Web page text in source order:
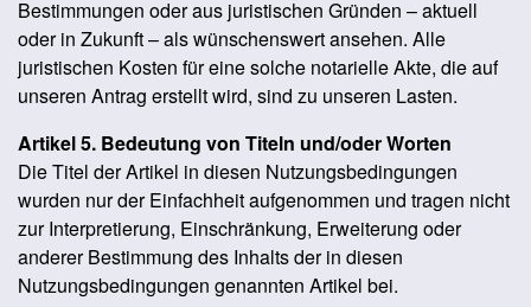
Bestimmungen oder aus juristischen Gründen – aktuell
oder in Zukunft – als wünschenswert ansehen. Alle
juristischen Kosten für eine solche notarielle Akte, die auf
unseren Antrag erstellt wird, sind zu unseren Lasten.
Artikel 5. Bedeutung von Titeln und/oder Worten
Die Titel der Artikel in diesen Nutzungsbedingungen
wurden nur der Einfachheit aufgenommen und tragen nicht
zur Interpretierung, Einschränkung, Erweiterung oder
anderer Bestimmung des Inhalts der in diesen
Nutzungsbedingungen genannten Artikel bei.